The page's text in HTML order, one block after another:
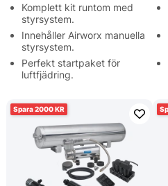
Komplett kit runtom med
styrsystem.
Innehåller Airworx manuella
styrsystem.
Perfekt startpaket för
luftfjädring.
2000